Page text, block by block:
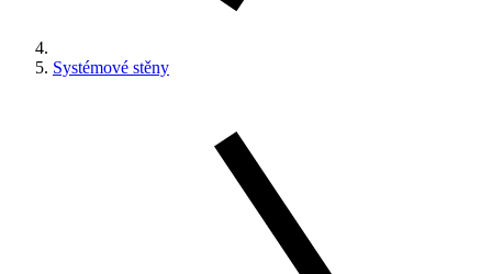
Systémové stěny